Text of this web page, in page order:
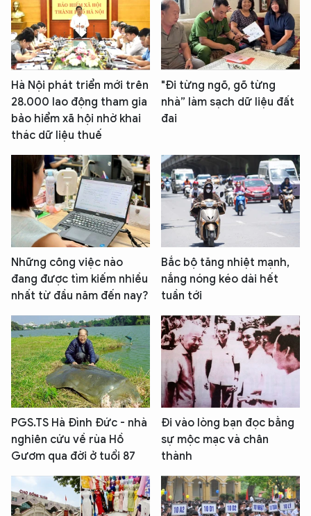
Hà Nội phát triển mới trên
28.000 lao động tham gia
bảo hiểm xã hội nhờ khai
thác dữ liệu thuế
"Đi từng ngõ, gõ từng
nhà” làm sạch dữ liệu đất
đai
Những công việc nào
đang được tìm kiếm nhiều
nhất từ đầu năm đến nay?
Bắc bộ tăng nhiệt mạnh,
nắng nóng kéo dài hết
tuần tới
PGS.TS Hà Đình Đức - nhà
nghiên cứu về rùa Hồ
Gươm qua đời ở tuổi 87
Đi vào lòng bạn đọc bằng
sự mộc mạc và chân
thành